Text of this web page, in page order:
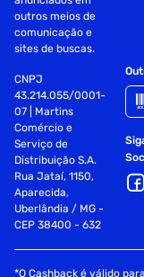
outros meios de
comunicação e
sites de buscas.
CNPJ
43.214.055/0001-
07 | Martins
Comércio e
Serviço de
Distribuição S.A.
Rua Jataí, 1150,
Aparecida,
Uberlândia / MG -
CEP 38400 - 632
*O Cashback é válido